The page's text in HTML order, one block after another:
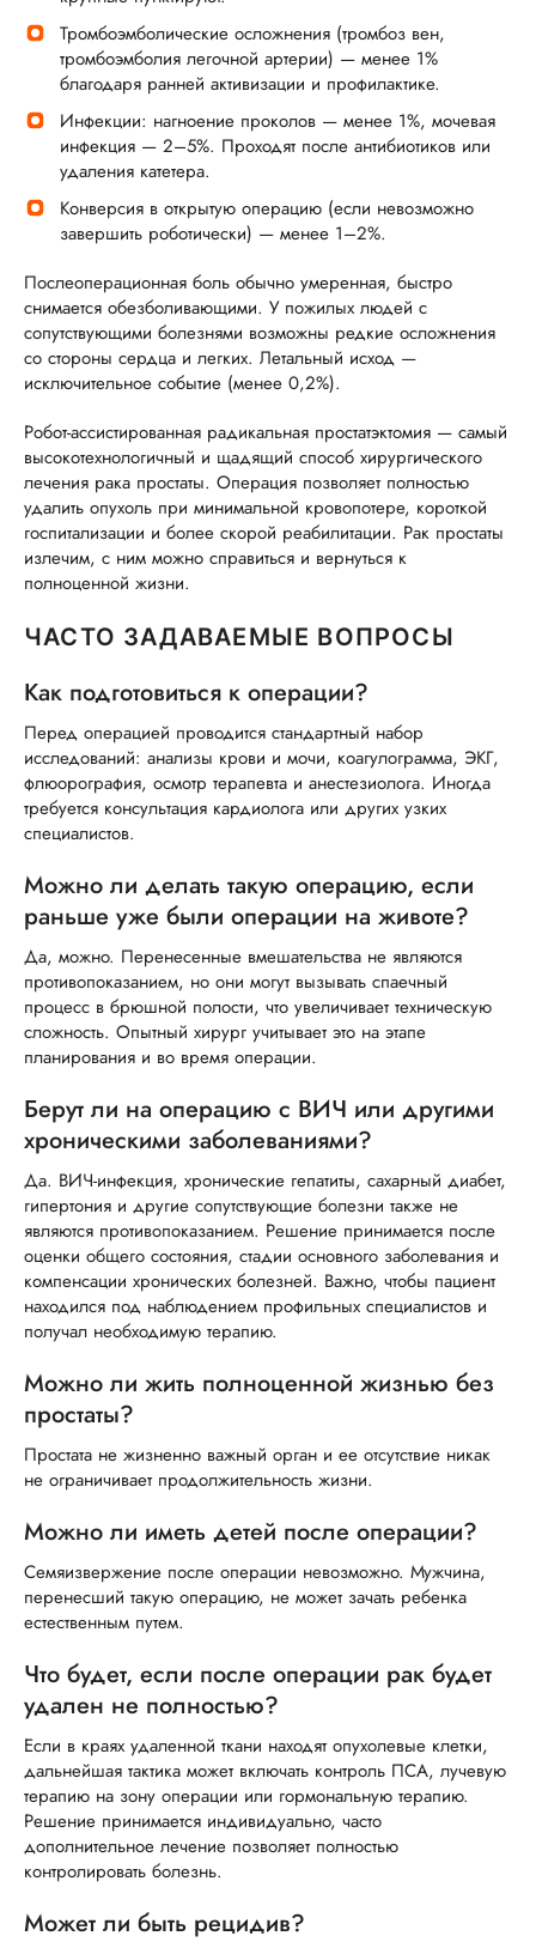
Тромбоэмболические осложнения (тромбоз вен,
тромбоэмболия легочной артерии) — менее 1%
благодаря ранней активизации и профилактике.
Инфекции: нагноение проколов — менее 1%, мочевая
инфекция — 2–5%. Проходят после антибиотиков или
удаления катетера.
Конверсия в открытую операцию (если невозможно
завершить роботически) — менее 1–2%.
Послеоперационная боль обычно умеренная, быстро
снимается обезболивающими. У пожилых людей с
сопутствующими болезнями возможны редкие осложнения
со стороны сердца и легких. Летальный исход —
исключительное событие (менее 0,2%).
Робот-ассистированная радикальная простатэктомия — самый
высокотехнологичный и щадящий способ хирургического
лечения рака простаты. Операция позволяет полностью
удалить опухоль при минимальной кровопотере, короткой
госпитализации и более скорой реабилитации. Рак простаты
излечим, с ним можно справиться и вернуться к
полноценной жизни.
ЧАСТО ЗАДАВАЕМЫЕ ВОПРОСЫ
Как подготовиться к операции?
Перед операцией проводится стандартный набор
исследований: анализы крови и мочи, коагулограмма, ЭКГ,
флюорография, осмотр терапевта и анестезиолога. Иногда
требуется консультация кардиолога или других узких
специалистов.
Можно ли делать такую операцию, если
раньше уже были операции на животе?
Да, можно. Перенесенные вмешательства не являются
противопоказанием, но они могут вызывать спаечный
процесс в брюшной полости, что увеличивает техническую
сложность. Опытный хирург учитывает это на этапе
планирования и во время операции.
Берут ли на операцию с ВИЧ или другими
хроническими заболеваниями?
Да. ВИЧ-инфекция, хронические гепатиты, сахарный диабет,
гипертония и другие сопутствующие болезни также не
являются противопоказанием. Решение принимается после
оценки общего состояния, стадии основного заболевания и
компенсации хронических болезней. Важно, чтобы пациент
находился под наблюдением профильных специалистов и
получал необходимую терапию.
Можно ли жить полноценной жизнью без
простаты?
Простата не жизненно важный орган и ее отсутствие никак
не ограничивает продолжительность жизни.
Можно ли иметь детей после операции?
Семяизвержение после операции невозможно. Мужчина,
перенесший такую операцию, не может зачать ребенка
естественным путем.
Что будет, если после операции рак будет
удален не полностью?
Если в краях удаленной ткани находят опухолевые клетки,
дальнейшая тактика может включать контроль ПСА, лучевую
терапию на зону операции или гормональную терапию.
Решение принимается индивидуально, часто
дополнительное лечение позволяет полностью
контролировать болезнь.
Может ли быть рецидив?